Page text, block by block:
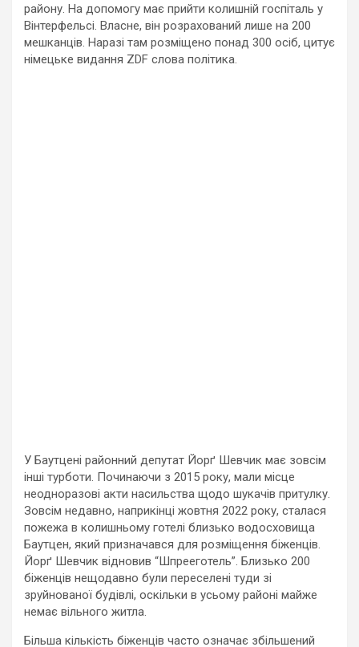
району. На допомогу має прийти колишній госпіталь у
Вінтерфельсі. Власне, він розрахований лише на 200
мешканців. Наразі там розміщено понад 300 осіб, цитує
німецьке видання ZDF слова політика.
У Баутцені районний депутат Йорґ Шевчик має зовсім
інші турботи. Починаючи з 2015 року, мали місце
неодноразові акти насильства щодо шукачів притулку.
Зовсім недавно, наприкінці жовтня 2022 року, сталася
пожежа в колишньому готелі близько водосховища
Баутцен, який призначався для розміщення біженців.
Йорґ Шевчик відновив “Шпрееготель”. Близько 200
біженців нещодавно були переселені туди зі
зруйнованої будівлі, оскільки в усьому районі майже
немає вільного житла.
Більша кількість біженців часто означає збільшений